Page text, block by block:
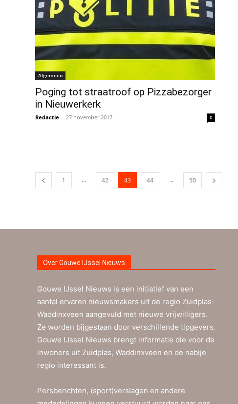
Algemeen
Poging tot straatroof op Pizzabezorger
in Nieuwerkerk
Redactie - 27 november 2017 0
1 ... 42 43 44 ... 50
Over Gouwe IJssel Nieuws
Gouwe IJssel Nieuws is een initiatief van een
aantal ervaren nieuwsmakers uit de regio Zuidplas-
Waddinxveen aangevuld met nieuwe vrijwilligers.
Ze worden bijgestaan door verschillende tipgevers.
Gouwe IJssel Nieuws brengt informatie die voor de
inwoners uit Zuidplas, Waddinxveen en de nabije
regio interessant is.
Persberichten, (sport)verslagen en andere